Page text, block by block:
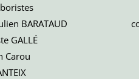
BARATAUD
GALLÉ
Carou